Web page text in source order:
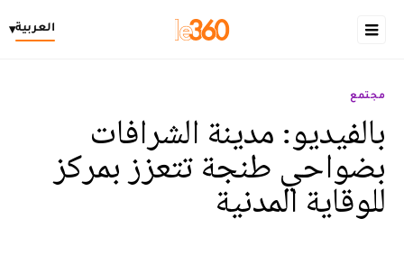
العربية▾
مجتمع
بالفيديو: مدينة الشرافات
بضواحي طنجة تتعزز بمركز
للوقاية المدنية